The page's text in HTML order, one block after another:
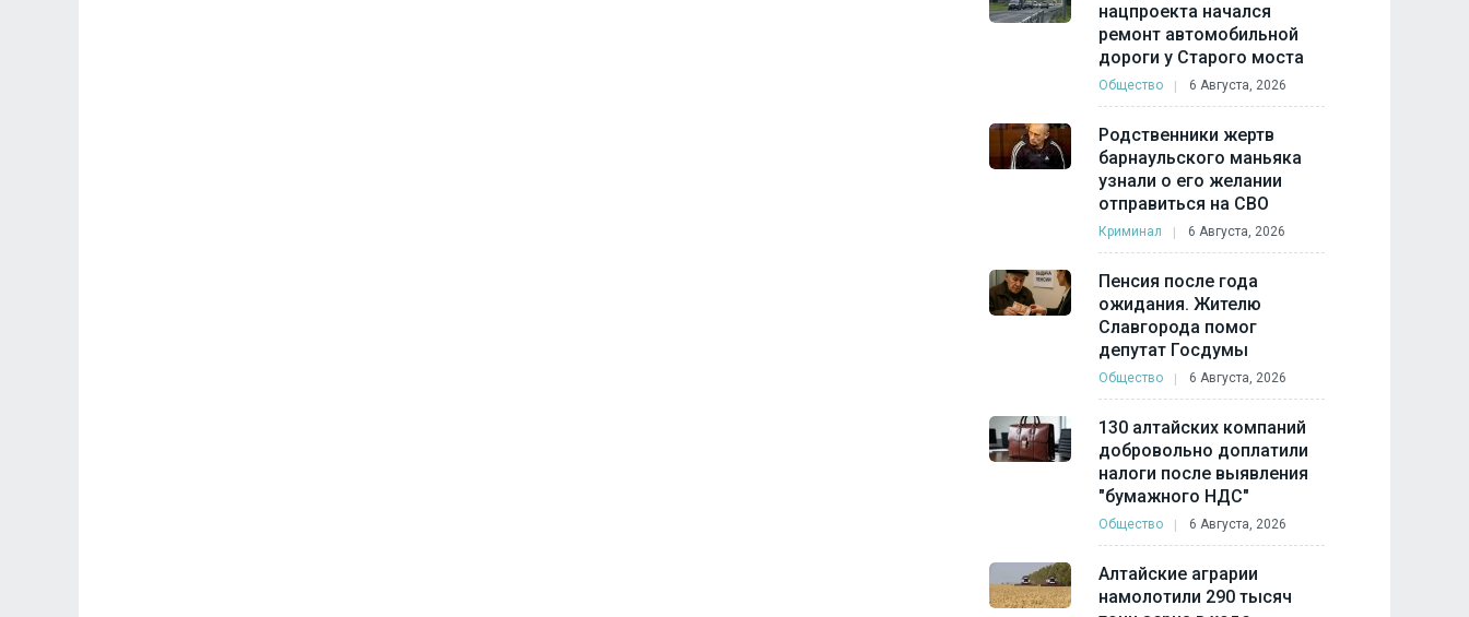
нацпроекта начался
ремонт автомобильной
дороги у Старого моста
Общество 6 Августа, 2026
Родственники жертв
барнаульского маньяка
узнали о его желании
отправиться на СВО
Криминал 6 Августа, 2026
Пенсия после года
ожидания. Жителю
Славгорода помог
депутат Госдумы
Общество 6 Августа, 2026
130 алтайских компаний
добровольно доплатили
налоги после выявления
"бумажного НДС"
Общество 6 Августа, 2026
Алтайские аграрии
намолотили 290 тысяч